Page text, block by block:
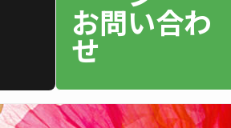
お問い合わ
せ